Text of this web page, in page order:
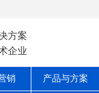
方案
企业
销 产品与方案